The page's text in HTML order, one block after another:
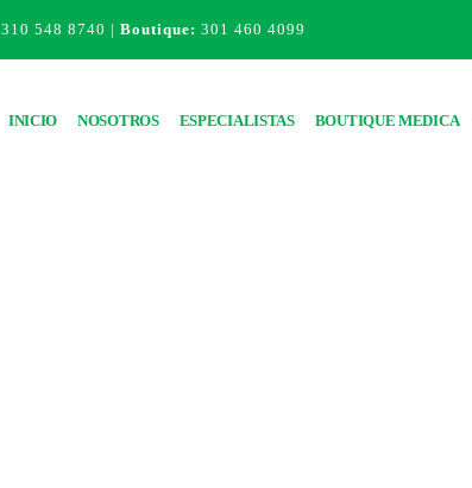
310 548 8740 | Boutique: 301 460 4099
INICIO NOSOTROS ESPECIALISTAS BOUTIQUE MEDICA